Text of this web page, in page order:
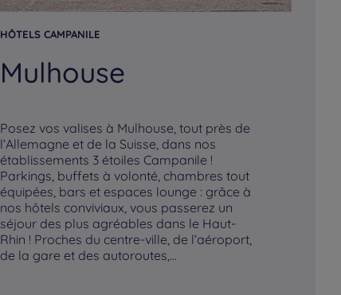
HÔTELS CAMPANILE
Mulhouse
Posez vos valises à Mulhouse, tout près de
l’Allemagne et de la Suisse, dans nos
établissements 3 étoiles Campanile !
Parkings, buffets à volonté, chambres tout
équipées, bars et espaces lounge : grâce à
nos hôtels conviviaux, vous passerez un
séjour des plus agréables dans le Haut-
Rhin ! Proches du centre-ville, de l’aéroport,
de la gare et des autoroutes,...